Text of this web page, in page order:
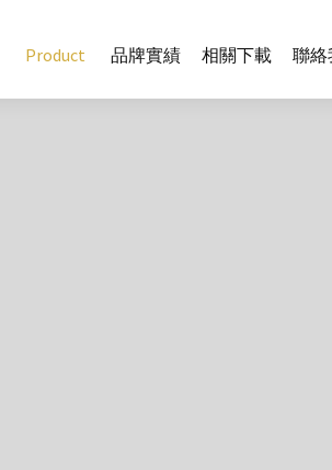
Product 品牌實績 相關下載 聯絡